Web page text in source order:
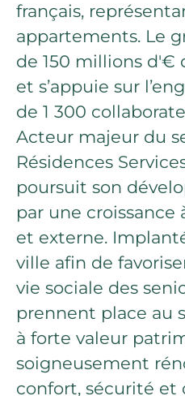
français,
appartements. Le
de 150 millions d'€
et s’appuie sur
de 1 300
Acteur majeur du
Résidences
poursuit son
par une croissance
et externe.
ville afin de
vie sociale des
prennent place au
à forte valeur
soigneusement
confort, sécurité et